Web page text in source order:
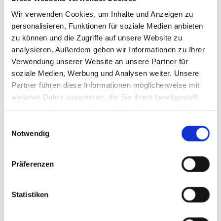
Wir verwenden Cookies, um Inhalte und Anzeigen zu
personalisieren, Funktionen für soziale Medien anbieten
zu können und die Zugriffe auf unsere Website zu
analysieren. Außerdem geben wir Informationen zu Ihrer
Verwendung unserer Website an unsere Partner für
soziale Medien, Werbung und Analysen weiter. Unsere
Partner führen diese Informationen möglicherweise mit
weiteren Daten zusammen, die Sie ihnen bereitgestellt
Notwendig
Präferenzen
Statistiken
Schreiben Sie uns